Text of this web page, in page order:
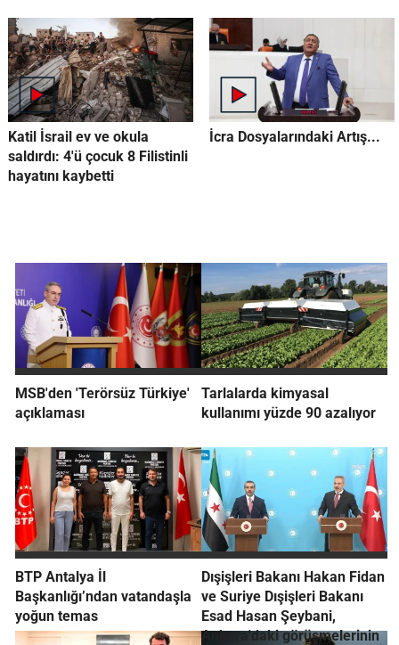
Katil İsrail ev ve okula
saldırdı: 4'ü çocuk 8 Filistinli
hayatını kaybetti
İcra Dosyalarındaki Artış...
MSB'den 'Terörsüz Türkiye'
açıklaması
Tarlalarda kimyasal
kullanımı yüzde 90 azalıyor
BTP Antalya İl
Başkanlığı’ndan vatandaşla
yoğun temas
Dışişleri Bakanı Hakan Fidan
ve Suriye Dışişleri Bakanı
Esad Hasan Şeybani,
Ankara'daki görüşmelerinin